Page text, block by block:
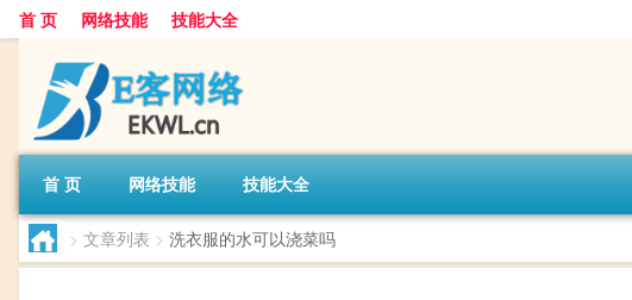
首 页 网络技能 技能大全
首 页 网络技能 技能大全
> 文章列表 > 洗衣服的水可以浇菜吗